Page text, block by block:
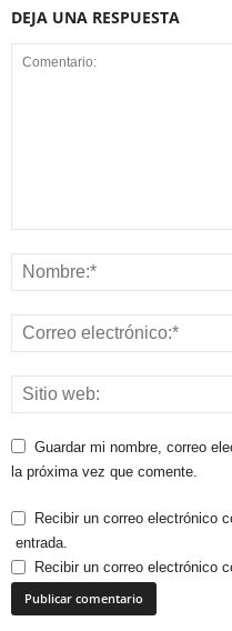
DEJA UNA RESPUESTA
Guardar mi nombre, correo
la próxima vez que comente.
Recibir un correo electrónico
entrada.
Recibir un correo electrónico